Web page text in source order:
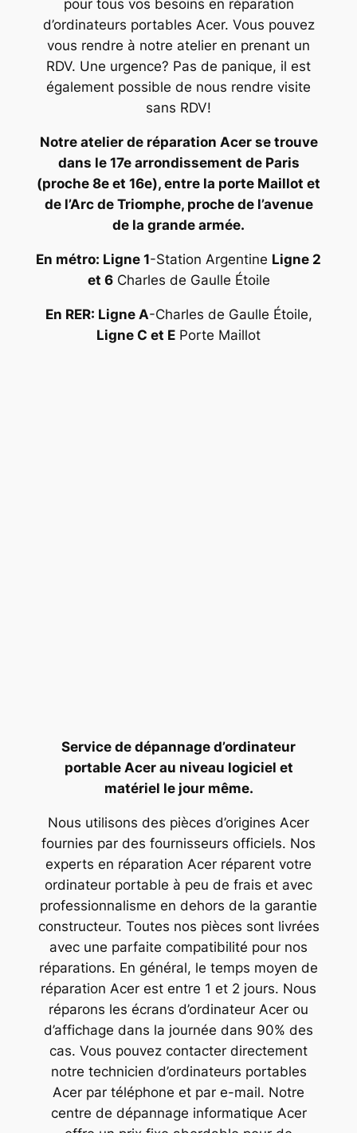
pour tous vos besoins en réparation
d’ordinateurs portables Acer. Vous pouvez
vous rendre à notre atelier en prenant un
RDV. Une urgence? Pas de panique, il est
également possible de nous rendre visite
sans RDV!
Notre atelier de réparation Acer se trouve
dans le 17e arrondissement de Paris
(proche 8e et 16e), entre la porte Maillot et
de l’Arc de Triomphe, proche de l’avenue
de la grande armée.
En métro: Ligne 1-Station Argentine Ligne 2
et 6Charles de Gaulle Étoile
En RER: Ligne A-Charles de Gaulle Étoile,
Ligne C et E Porte Maillot
Service de dépannage d’ordinateur
portable Acer au niveau logiciel et
matériel le jour même.
Nous utilisons des pièces d’origines Acer
fournies par des fournisseurs officiels. Nos
experts en réparation Acer réparent votre
ordinateur portable à peu de frais et avec
professionnalisme en dehors de la garantie
constructeur. Toutes nos pièces sont livrées
avec une parfaite compatibilité pour nos
réparations. En général, le temps moyen de
réparation Acer est entre 1 et 2 jours. Nous
réparons les écrans d’ordinateur Acer ou
d’affichage dans la journée dans 90% des
cas. Vous pouvez contacter directement
notre technicien d’ordinateurs portables
Acer par téléphone et par e-mail. Notre
centre de dépannage informatique Acer